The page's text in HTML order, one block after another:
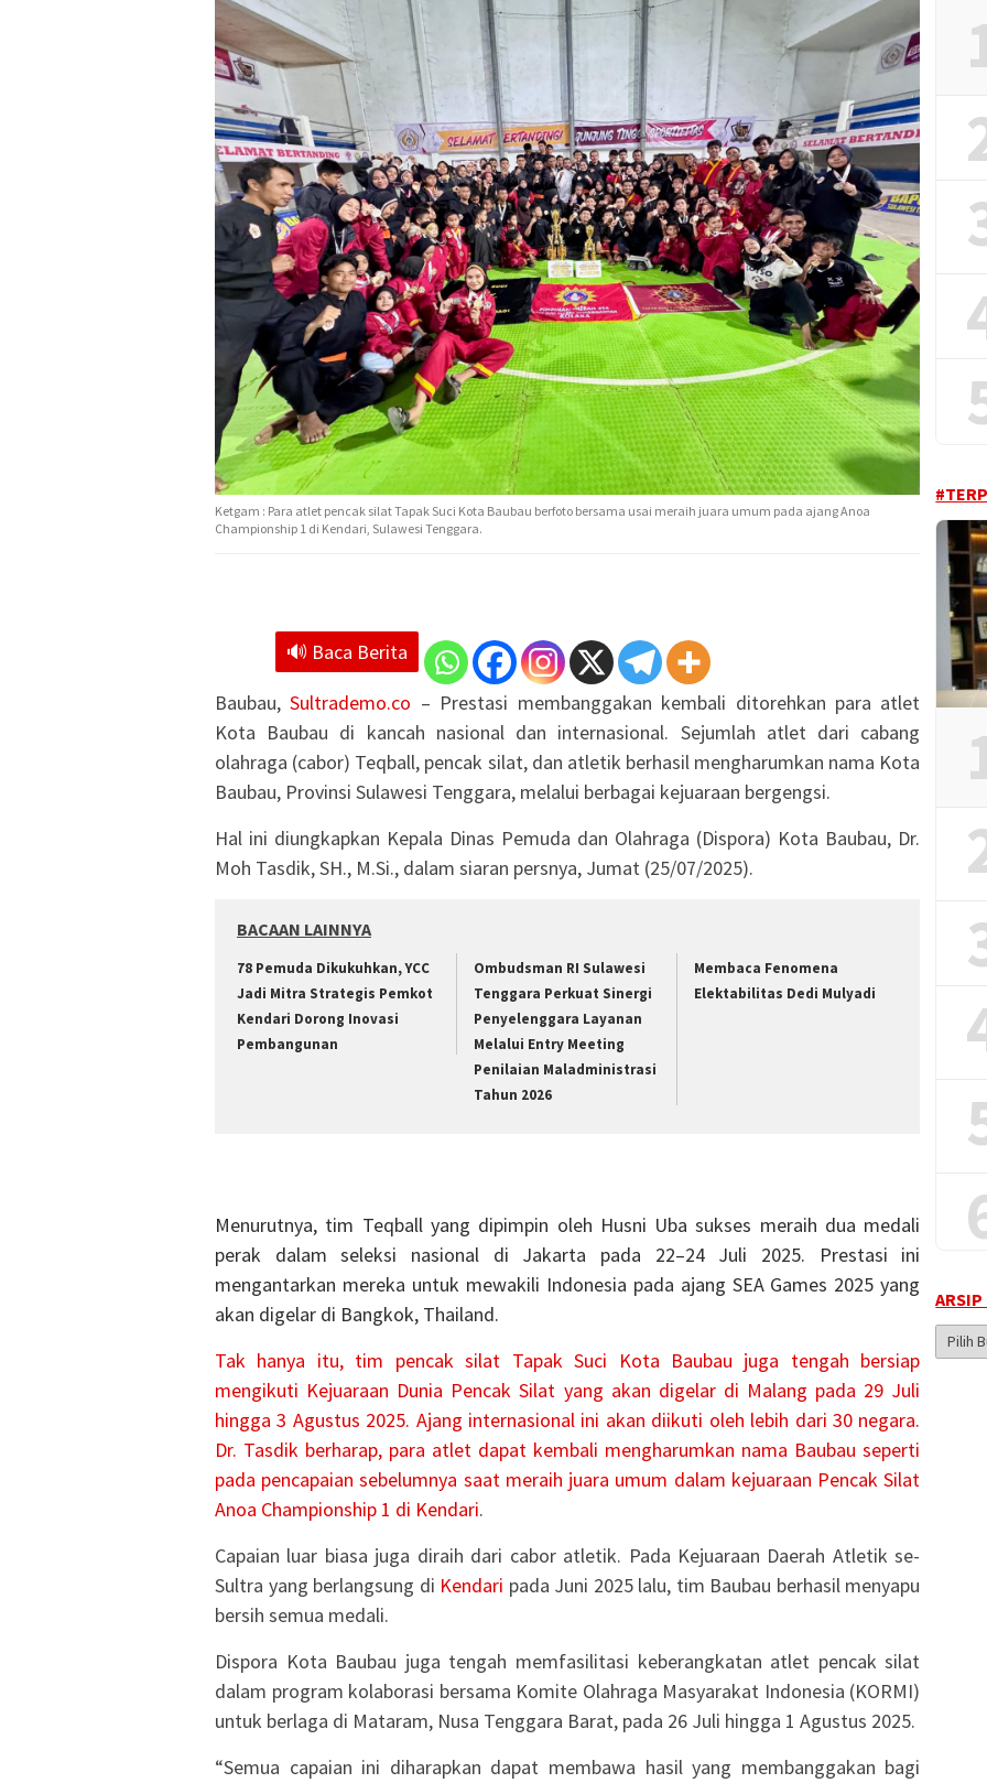
Ketgam : Para atlet pencak silat Tapak Suci Kota Baubau berfoto bersama usai meraih juara umum pada ajang Anoa
Championship 1 di Kendari, Sulawesi Tenggara.
🔊 Baca Berita
Baubau,Sultrademo.co – Prestasi membanggakan kembali ditorehkan para atlet
Kota Baubau di kancah nasional dan internasional. Sejumlah atlet dari cabang
olahraga (cabor) Teqball, pencak silat, dan atletik berhasil mengharumkan nama Kota
Baubau, Provinsi Sulawesi Tenggara, melalui berbagai kejuaraan bergengsi.
Hal ini diungkapkan Kepala Dinas Pemuda dan Olahraga (Dispora) Kota Baubau, Dr.
Moh Tasdik, SH., M.Si., dalam siaran persnya, Jumat (25/07/2025).
BACAAN LAINNYA
78 Pemuda Dikukuhkan, YCC
Jadi Mitra Strategis Pemkot
Kendari Dorong Inovasi
Pembangunan
Ombudsman RI Sulawesi
Tenggara Perkuat Sinergi
Penyelenggara Layanan
Melalui Entry Meeting
Penilaian Maladministrasi
Tahun 2026
Membaca Fenomena
Elektabilitas Dedi Mulyadi
Menurutnya, tim Teqball yang dipimpin oleh Husni Uba sukses meraih dua medali
perak dalam seleksi nasional di Jakarta pada 22–24 Juli 2025. Prestasi ini
mengantarkan mereka untuk mewakili Indonesia pada ajang SEA Games 2025 yang
akan digelar di Bangkok, Thailand.
Tak hanya itu, tim pencak silat Tapak Suci Kota Baubau juga tengah bersiap
mengikuti Kejuaraan Dunia Pencak Silat yang akan digelar di Malang pada 29 Juli
hingga 3 Agustus 2025. Ajang internasional ini akan diikuti oleh lebih dari 30 negara.
Dr. Tasdik berharap, para atlet dapat kembali mengharumkan nama Baubau seperti
pada pencapaian sebelumnya saat meraih juara umum dalam kejuaraan Pencak Silat
Anoa Championship 1 di Kendari.
Capaian luar biasa juga diraih dari cabor atletik. Pada Kejuaraan Daerah Atletik se-
Sultra yang berlangsung di Kendari pada Juni 2025 lalu, tim Baubau berhasil menyapu
bersih semua medali.
Dispora Kota Baubau juga tengah memfasilitasi keberangkatan atlet pencak silat
dalam program kolaborasi bersama Komite Olahraga Masyarakat Indonesia (KORMI)
untuk berlaga di Mataram, Nusa Tenggara Barat, pada 26 Juli hingga 1 Agustus 2025.
“Semua capaian ini diharapkan dapat membawa hasil yang membanggakan bagi
Arsip
Berita